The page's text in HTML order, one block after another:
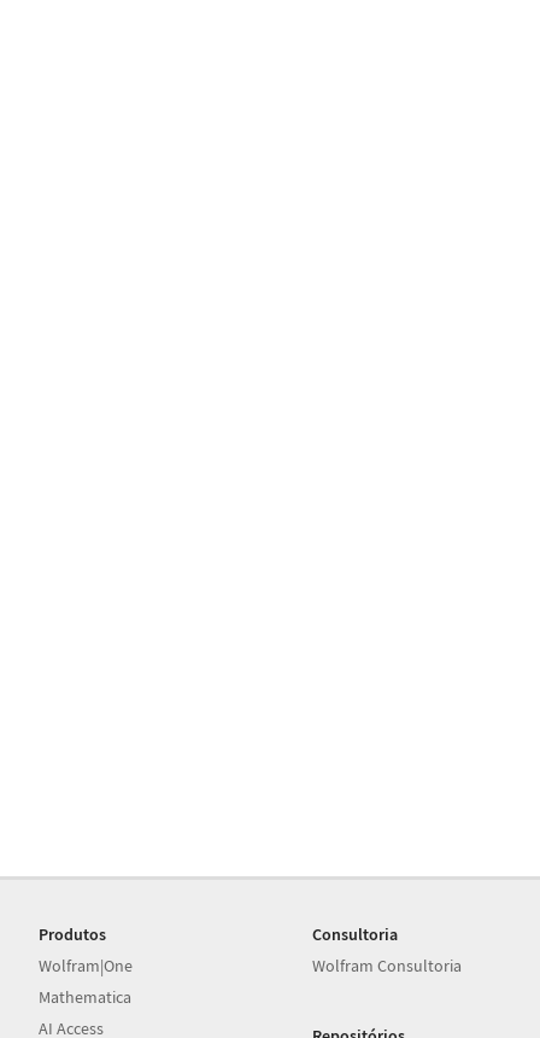
Produtos
Wolfram|One
Mathematica
AI Access
Consultoria
Wolfram Consultoria